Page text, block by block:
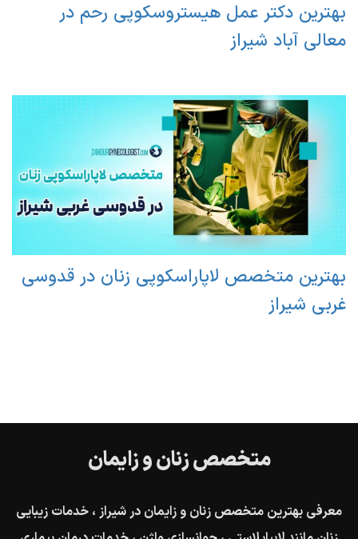
بهترین دکتر عمل هیستروسکوپی رحم در
معالی آباد شیراز
بهترین متخصص لاپاراسکوپی زنان در قدوسی
غربی شیراز
متخصص زنان و زایمان
معرفی بهترین متخصص زنان و زایمان در شیراز ، خدمات زیبایی